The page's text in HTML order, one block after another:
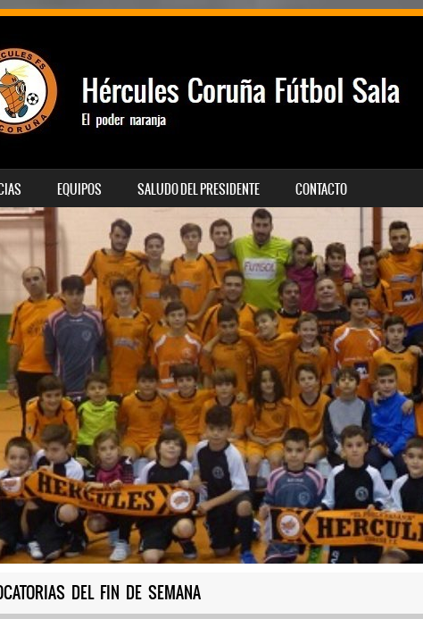
EQUIPOS SALUDO DEL PRESIDENTE CONTACTO
DEL FIN DE SEMANA